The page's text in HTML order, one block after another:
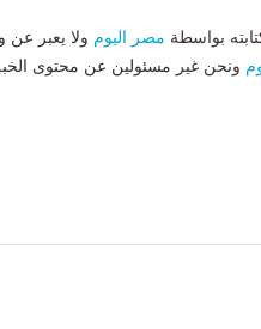
بواسطة مصر اليوم ولا يعبر عن
ونحن غير مسئولين عن محتوى